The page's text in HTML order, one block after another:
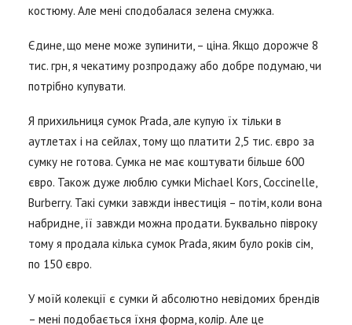
костюму. Але мені сподобалася зелена смужка.
Єдине, що мене може зупинити, – ціна. Якщо дорожче 8
тис. грн, я чекатиму розпродажу або добре подумаю, чи
потрібно купувати.
Я прихильниця сумок Prada, але купую їх тільки в
аутлетах і на сейлах, тому що платити 2,5 тис. євро за
сумку не готова. Сумка не має коштувати більше 600
євро. Також дуже люблю сумки Michael Kors, Coccinelle,
Burberry. Такі сумки завжди інвестиція – потім, коли вона
набридне, її завжди можна продати. Буквально півроку
тому я продала кілька сумок Prada, яким було років сім,
по 150 євро.
У моїй колекції є сумки й абсолютно невідомих брендів
– мені подобається їхня форма, колір. Але це